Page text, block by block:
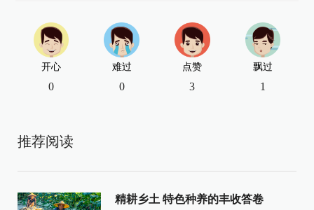
开心
0
难过
0
点赞
3
飘过
1
推荐阅读
精耕乡土 特色种养的丰收答卷